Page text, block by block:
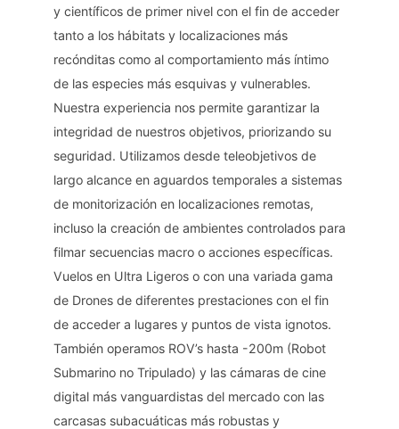
y científicos de primer nivel con el fin de acceder
tanto a los hábitats y localizaciones más
recónditas como al comportamiento más íntimo
de las especies más esquivas y vulnerables.
Nuestra experiencia nos permite garantizar la
integridad de nuestros objetivos, priorizando su
seguridad. Utilizamos desde teleobjetivos de
largo alcance en aguardos temporales a sistemas
de monitorización en localizaciones remotas,
incluso la creación de ambientes controlados para
filmar secuencias macro o acciones específicas.
Vuelos en Ultra Ligeros o con una variada gama
de Drones de diferentes prestaciones con el fin
de acceder a lugares y puntos de vista ignotos.
También operamos ROV’s hasta -200m (Robot
Submarino no Tripulado) y las cámaras de cine
digital más vanguardistas del mercado con las
carcasas subacuáticas más robustas y